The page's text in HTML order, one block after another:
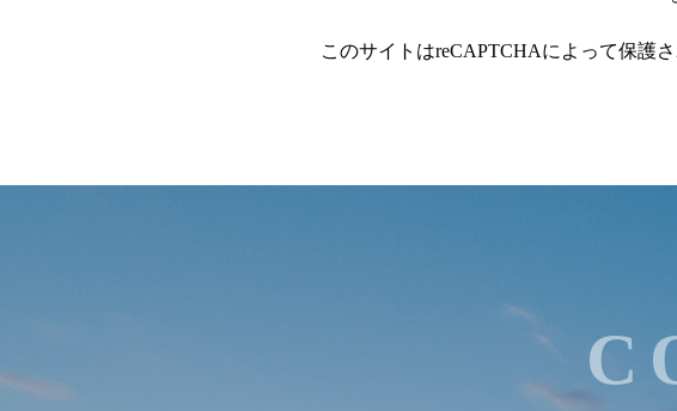
このサイトはreCAPTCHAによって保護